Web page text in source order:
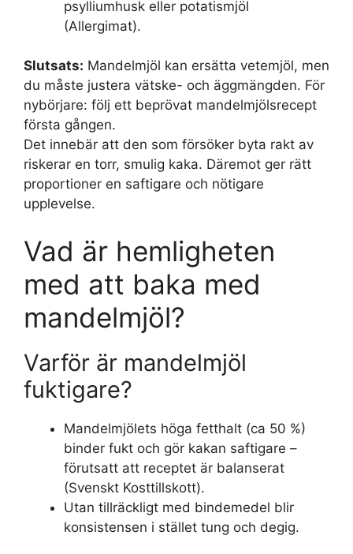
psylliumhusk eller potatismjöl
(Allergimat).
Slutsats: Mandelmjöl kan ersätta vetemjöl, men
du måste justera vätske- och äggmängden. För
nybörjare: följ ett beprövat mandelmjölsrecept
första gången.
Det innebär att den som försöker byta rakt av
riskerar en torr, smulig kaka. Däremot ger rätt
proportioner en saftigare och nötigare
upplevelse.
Vad är hemligheten
med att baka med
mandelmjöl?
Varför är mandelmjöl
fuktigare?
Mandelmjölets höga fetthalt (ca 50 %)
binder fukt och gör kakan saftigare –
förutsatt att receptet är balanserat
(Svenskt Kosttillskott).
Utan tillräckligt med bindemedel blir
konsistensen i stället tung och degig.